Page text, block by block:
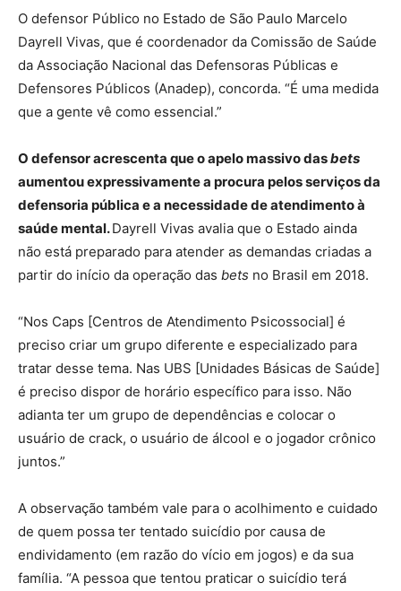
O defensor Público no Estado de São Paulo Marcelo
Dayrell Vivas, que é coordenador da Comissão de Saúde
da Associação Nacional das Defensoras Públicas e
Defensores Públicos (Anadep), concorda. “É uma medida
que a gente vê como essencial.”
O defensor acrescenta que o apelo massivo dasbets
aumentou expressivamente a procura pelos serviços da
defensoria pública e a necessidade de atendimento à
saúde mental.Dayrell Vivas avalia que o Estado ainda
não está preparado para atender as demandas criadas a
partir do início da operação das bets no Brasil em 2018.
“Nos Caps [Centros de Atendimento Psicossocial] é
preciso criar um grupo diferente e especializado para
tratar desse tema. Nas UBS [Unidades Básicas de Saúde]
é preciso dispor de horário específico para isso. Não
adianta ter um grupo de dependências e colocar o
usuário de crack, o usuário de álcool e o jogador crônico
juntos.”
A observação também vale para o acolhimento e cuidado
de quem possa ter tentado suicídio por causa de
endividamento (em razão do vício em jogos) e da sua
família. “A pessoa que tentou praticar o suicídio terá